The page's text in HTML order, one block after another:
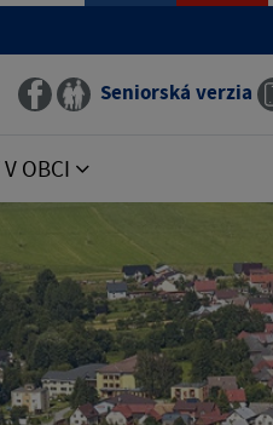
Seniorská verzia
OBCI